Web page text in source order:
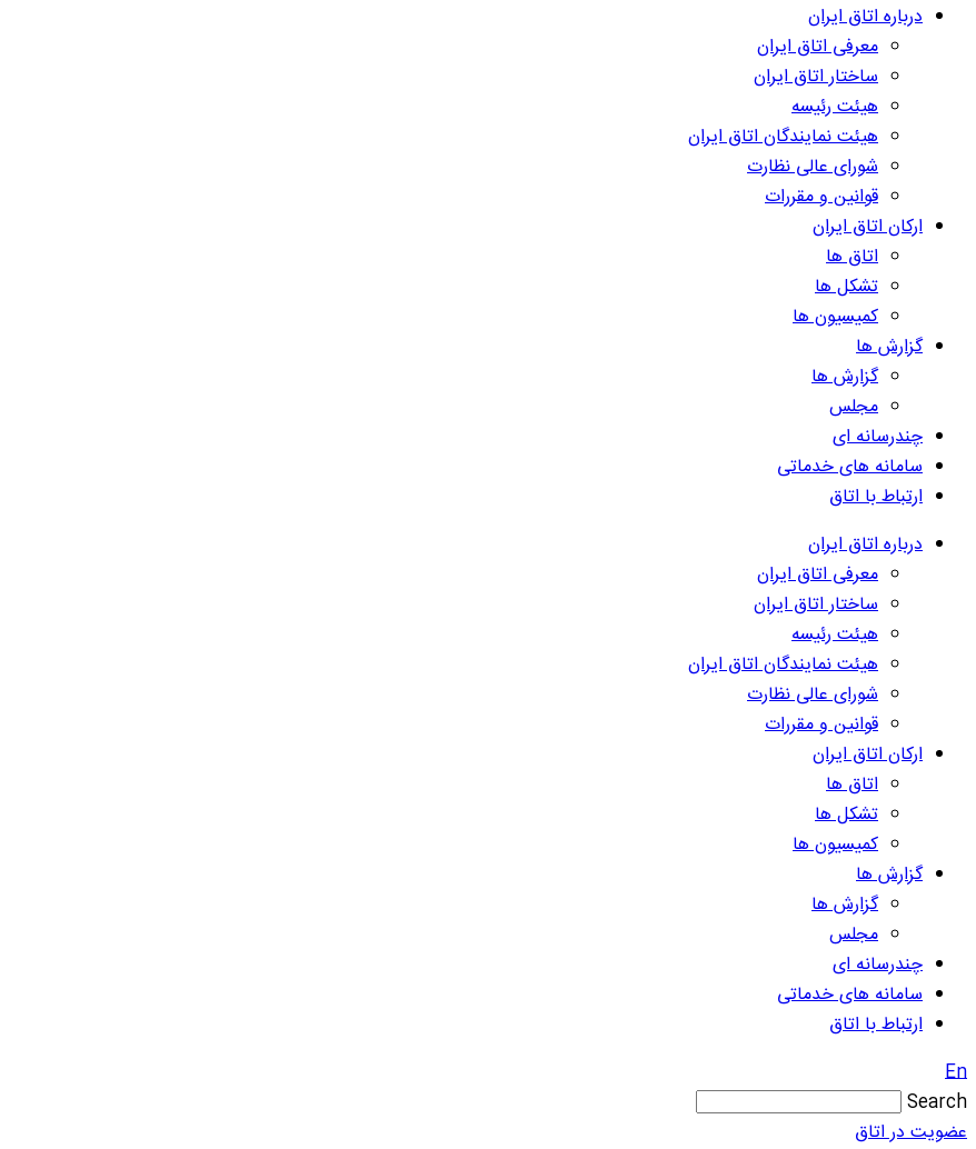
درباره اتاق ایران
معرفی اتاق ایران
ساختار اتاق ایران
هیئت رئیسه
هیئت نمایندگان اتاق ایران
شورای عالی نظارت
قوانین و مقررات
ارکان اتاق ایران
اتاق ها
تشکل ها
کمیسیون ها
گزارش ها
گزارش ها
مجلس
چندرسانه ای
سامانه های خدماتی
ارتباط با اتاق
درباره اتاق ایران
معرفی اتاق ایران
ساختار اتاق ایران
هیئت رئیسه
هیئت نمایندگان اتاق ایران
شورای عالی نظارت
قوانین و مقررات
ارکان اتاق ایران
اتاق ها
تشکل ها
کمیسیون ها
گزارش ها
گزارش ها
مجلس
چندرسانه ای
سامانه های خدماتی
ارتباط با اتاق
En
Search
عضویت در اتاق